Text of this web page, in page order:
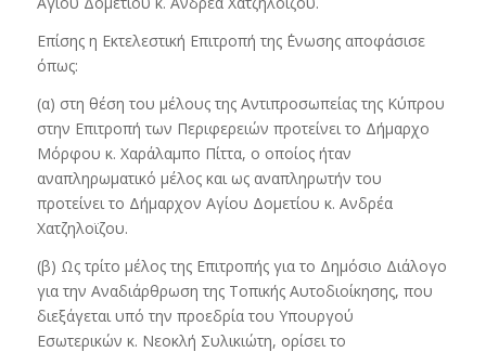
Επίσης η Εκτελεστική Επιτροπή της ΄Ενωσης αποφάσισε
όπως:
(α) στη θέση του μέλους της Αντιπροσωπείας της Κύπρου
στην Επιτροπή των Περιφερειών προτείνει το Δήμαρχο
Μόρφου κ. Χαράλαμπο Πίττα, ο οποίος ήταν
αναπληρωματικό μέλος και ως αναπληρωτήν του
προτείνει το Δήμαρχον Αγίου Δομετίου κ. Ανδρέα
Χατζηλοϊζου.
(β) Ως τρίτο μέλος της Επιτροπής για το Δημόσιο Διάλογο
για την Αναδιάρθρωση της Τοπικής Αυτοδιοίκησης, που
διεξάγεται υπό την προεδρία του Υπουργού
Εσωτερικών κ. Νεοκλή Συλικιώτη, ορίσει το